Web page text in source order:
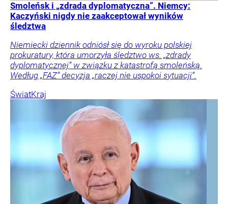
Smoleńsk i „zdrada dyplomatyczna”. Niemcy:
Kaczyński nigdy nie zaakceptował wyników
śledztwa
Niemiecki dziennik odniósł się do wyroku polskiej
prokuratury, która umorzyła śledztwo ws. „zdrady
dyplomatycznej” w związku z katastrofą smoleńską.
Według „FAZ” decyzja „raczej nie uspokoi sytuacji”.
ŚwiatKraj